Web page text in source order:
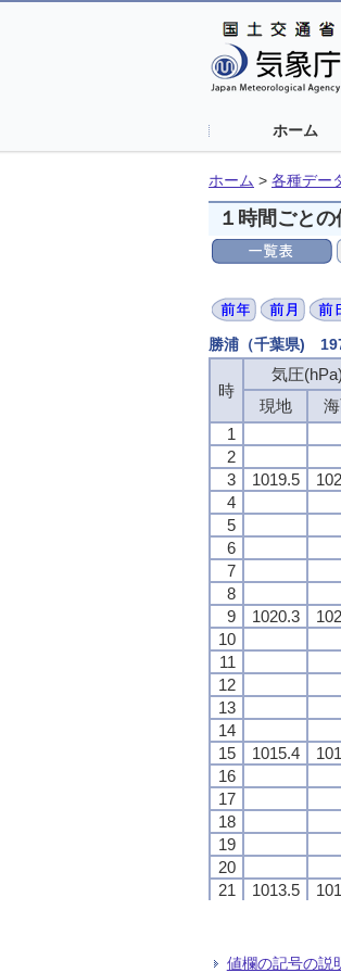
ホーム
ホーム > 各種デー
１時間ごとの
勝浦（千葉県)
時
気圧(hPa)
現地
1
2
3
1019.5
4
5
6
7
8
9
1020.3
10
11
12
13
14
15
1015.4
16
17
18
19
20
21
1013.5
24
時
気圧(hPa)
現地
1
2
3
1019.5
4
5
6
7
8
9
1020.3
10
11
12
13
14
15
1015.4
16
17
18
19
20
21
1013.5
24
時
気圧(hPa)
現地
1
2
3
1019.5
4
5
6
7
8
9
1020.3
10
11
12
13
14
15
1015.4
16
17
18
19
20
21
1013.5
24
時
気圧(hPa)
現地
1
2
3
1019.5
4
5
6
7
8
9
1020.3
10
11
12
13
14
15
1015.4
16
17
18
19
20
21
1013.5
24
値欄の記号の説